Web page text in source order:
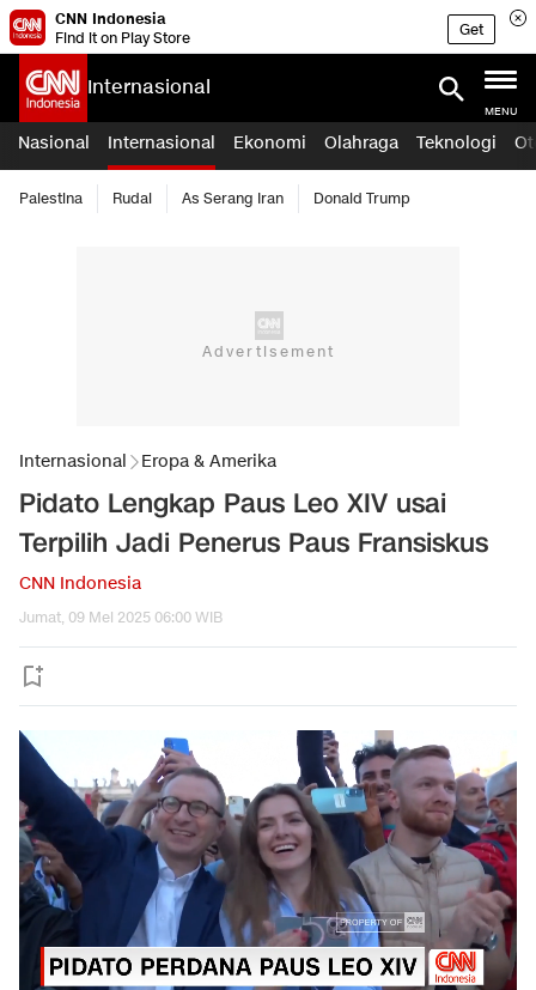
CNN Indonesia
Find it on Play Store
Get
Internasional
MENU
Nasional Internasional Ekonomi Olahraga Teknologi
Palestina Rudal As Serang Iran Donald Trump
Internasional Eropa & Amerika
Pidato Lengkap Paus Leo XIV usai
Terpilih Jadi Penerus Paus Fransiskus
CNN Indonesia
Jumat, 09 Mei 2025 06:00 WIB